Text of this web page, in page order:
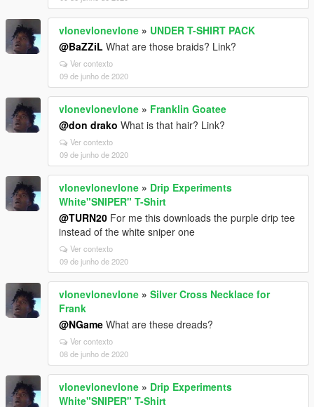
vlonevlonevlone » UNDER T-SHIRT PACK
@BaZZiL What are those braids? Link?
Ver contexto
09 de junho de 2020
vlonevlonevlone » Franklin Goatee
@don drako What is that hair? Link?
Ver contexto
09 de junho de 2020
vlonevlonevlone » Drip Experiments
White"SNIPER" T-Shirt
@TURN20 For me this downloads the purple drip tee
instead of the white sniper one
Ver contexto
09 de junho de 2020
vlonevlonevlone » Silver Cross Necklace for
Frank
@NGame What are these dreads?
Ver contexto
08 de junho de 2020
vlonevlonevlone » Drip Experiments
White"SNIPER" T-Shirt